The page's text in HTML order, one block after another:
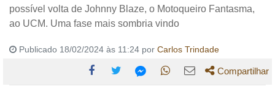
possível volta de Johnny Blaze, o Motoqueiro Fantasma,
ao UCM. Uma fase mais sombria vindo
Publicado 18/02/2024 às 11:24 por Carlos Trindade
Compartilhar